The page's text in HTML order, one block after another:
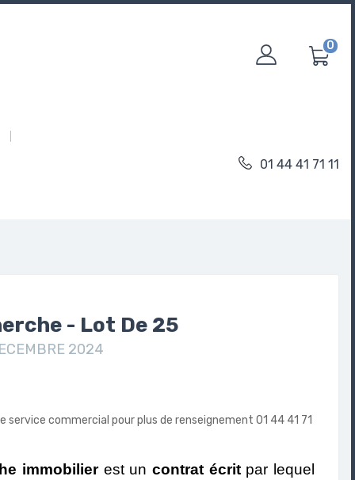
0
01 44 41 71 11
- Lot De 25
2024
service commercial pour plus de renseignement 01 44 41 71
immobilier est un contrat écritpar lequel